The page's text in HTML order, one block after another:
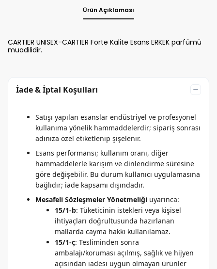
Ürün Açıklaması
CARTIER UNISEX-CARTIER Forte Kalite Esans ERKEK parfümü
muadilidir.
İade & İptal Koşulları
Satışı yapılan esanslar endüstriyel ve profesyonel
kullanıma yönelik hammaddelerdir; sipariş sonrası
adınıza özel etiketlenip şişelenir.
Esans performansı; kullanım oranı, diğer
hammaddelerle karışım ve dinlendirme süresine
göre değişebilir. Bu durum kullanıcı uygulamasına
bağlıdır; iade kapsamı dışındadır.
Mesafeli Sözleşmeler Yönetmeliği uyarınca:
15/1-b: Tüketicinin istekleri veya kişisel
ihtiyaçları doğrultusunda hazırlanan
mallarda cayma hakkı kullanılamaz.
15/1-ç: Tesliminden sonra
ambalajı/koruması açılmış, sağlık ve hijyen
açısından iadesi uygun olmayan ürünler